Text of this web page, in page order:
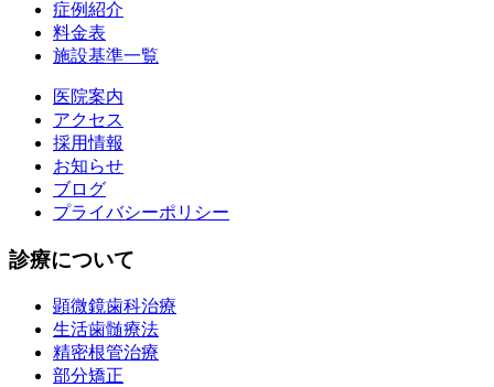
症例紹介
料金表
施設基準一覧
医院案内
アクセス
採用情報
お知らせ
ブログ
プライバシーポリシー
診療について
顕微鏡歯科治療
生活歯髄療法
精密根管治療
部分矯正